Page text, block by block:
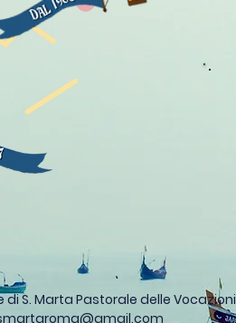
di S. Marta Pastorale delle Vocazioni